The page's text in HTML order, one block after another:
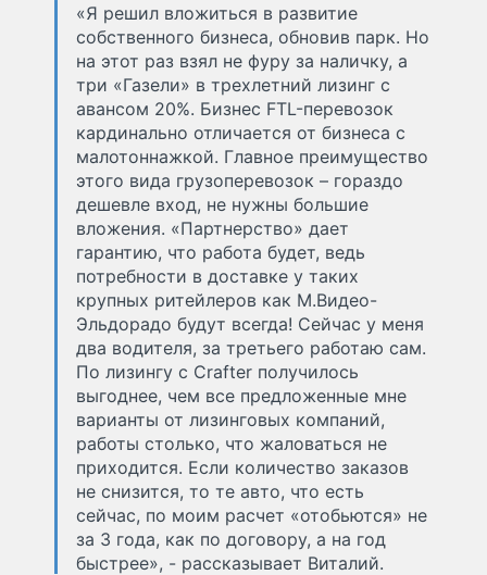
«Я решил вложиться в развитие
собственного бизнеса, обновив парк. Но
на этот раз взял не фуру за наличку, а
три «Газели» в трехлетний лизинг с
авансом 20%. Бизнес FTL-перевозок
кардинально отличается от бизнеса с
малотоннажкой. Главное преимущество
этого вида грузоперевозок – гораздо
дешевле вход, не нужны большие
вложения. «Партнерство» дает
гарантию, что работа будет, ведь
потребности в доставке у таких
крупных ритейлеров как М.Видео-
Эльдорадо будут всегда! Сейчас у меня
два водителя, за третьего работаю сам.
По лизингу с Crafter получилось
выгоднее, чем все предложенные мне
варианты от лизинговых компаний,
работы столько, что жаловаться не
приходится. Если количество заказов
не снизится, то те авто, что есть
сейчас, по моим расчет «отобьются» не
за 3 года, как по договору, а на год
быстрее», - рассказывает Виталий.